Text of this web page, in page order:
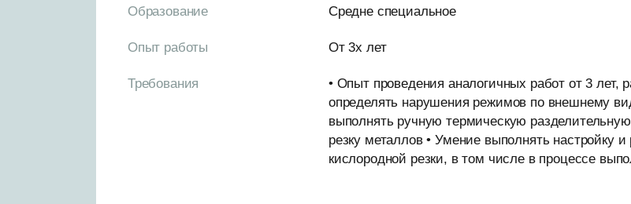
Образование Средне специальное
Опыт работы От 3х лет
Требования
• Опыт проведения аналогичных работ от 3 лет,
определять нарушения режимов по внешнему
выполнять ручную термическую
резку металлов • Умение выполнять настройку
кислородной резки, в том числе в процессе